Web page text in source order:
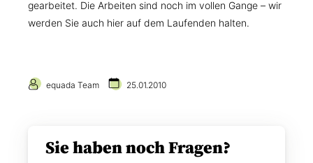
gearbeitet. Die Arbeiten sind noch im vollen Gange – wir
werden Sie auch hier auf dem Laufenden halten.
equada Team 25.01.2010
Sie haben noch Fragen?